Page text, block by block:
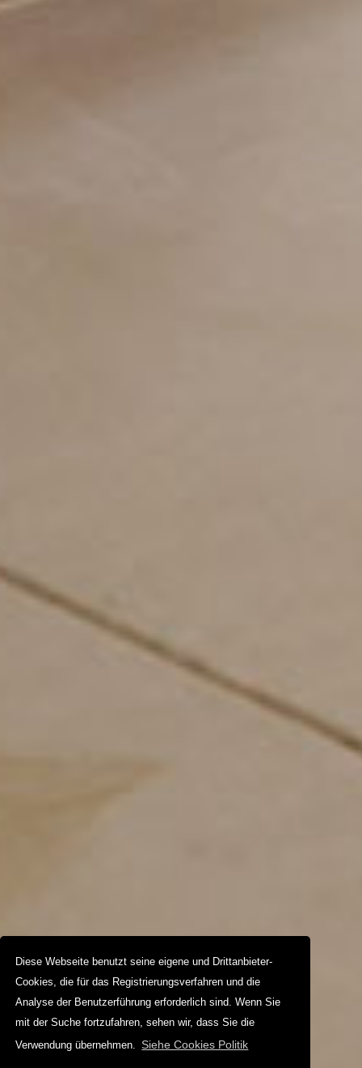
Diese Webseite benutzt seine eigene und Drittanbieter-
Cookies, die für das Registrierungsverfahren und die
Analyse der Benutzerführung erforderlich sind. Wenn Sie
mit der Suche fortzufahren, sehen wir, dass Sie die
Verwendung übernehmen. Siehe Cookies Politik